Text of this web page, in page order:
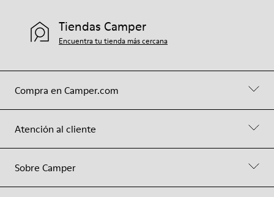
Compra en Camper.com
Atención al cliente
Sobre Camper
Tiendas Camper
Encuentra tu tienda más cercana